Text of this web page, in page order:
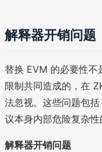
解释器开销问题
替换 EVM 的必要性不
限制共同造成的，在
法忽视。这些问题包
议本身内部危险复杂性
解释器开销问题